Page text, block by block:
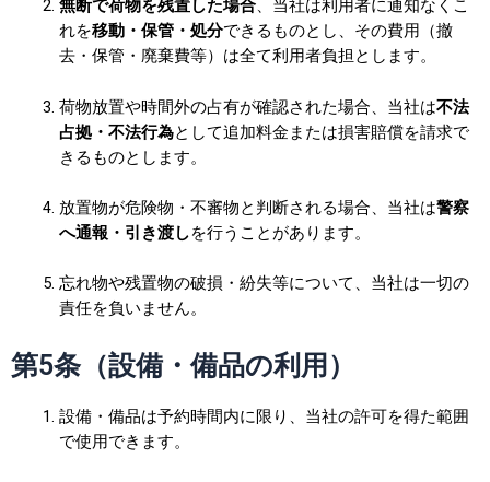
無断で荷物を残置した場合、当社は利用者に通知なくこ
れを移動・保管・処分できるものとし、その費用（撤
去・保管・廃棄費等）は全て利用者負担とします。
荷物放置や時間外の占有が確認された場合、当社は不法
占拠・不法行為として追加料金または損害賠償を請求で
きるものとします。
放置物が危険物・不審物と判断される場合、当社は警察
へ通報・引き渡しを行うことがあります。
忘れ物や残置物の破損・紛失等について、当社は一切の
責任を負いません。
第5条（設備・備品の利用）
設備・備品は予約時間内に限り、当社の許可を得た範囲
で使用できます。